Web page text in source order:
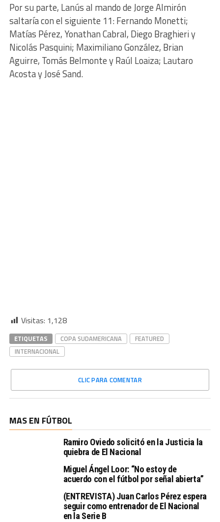
Por su parte, Lanús al mando de Jorge Almirón
saltaría con el siguiente 11: Fernando Monetti;
Matías Pérez, Yonathan Cabral, Diego Braghieri y
Nicolás Pasquini; Maximiliano González, Brian
Aguirre, Tomás Belmonte y Raúl Loaiza; Lautaro
Acosta y José Sand.
Visitas: 1,128
ETIQUETAS COPA SUDAMERICANA
FEATURED
INTERNACIONAL
CLIC PARA COMENTAR
MAS EN FÚTBOL
Ramiro Oviedo solicitó en la Justicia la
quiebra de El Nacional
Miguel Ángel Loor: “No estoy de
acuerdo con el fútbol por señal abierta”
(ENTREVISTA) Juan Carlos Pérez espera
seguir como entrenador de El Nacional
en la Serie B